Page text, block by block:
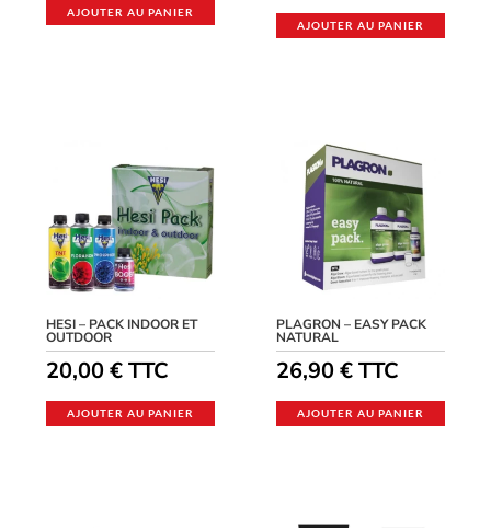
AJOUTER AU PANIER
AJOUTER AU PANIER
HESI – PACK INDOOR ET
OUTDOOR
20,00€ TTC
AJOUTER AU PANIER
PLAGRON – EASY PACK
NATURAL
26,90€TTC
AJOUTER AU PANIER